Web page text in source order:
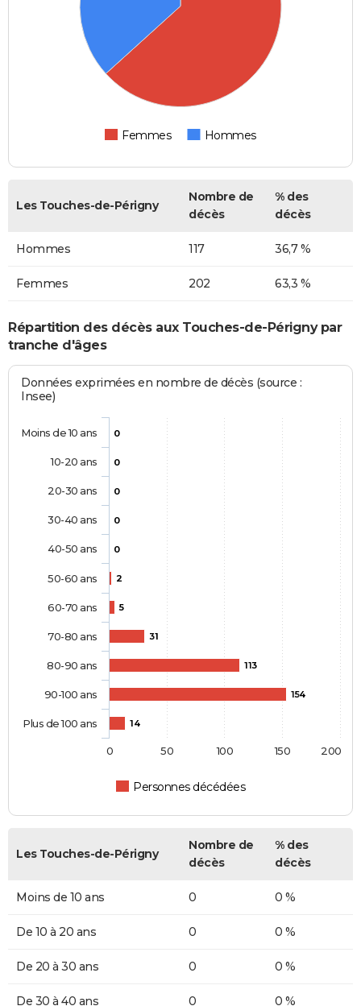
Femmes Hommes
Les Touches-de-Périgny
Nombre de
décès
% des
décès
Hommes 117 36,7 %
Femmes 202 63,3 %
Répartition des décès aux Touches-de-Périgny par
tranche d'âges
Données exprimées en nombre de décès (source :
Insee)
0
0
0
0
0
2
5
31
113
154
14
Personnes décédées
Moins de 10 ans
10-20 ans
20-30 ans
30-40 ans
40-50 ans
50-60 ans
60-70 ans
70-80 ans
80-90 ans
90-100 ans
Plus de 100 ans
0 50 100 150 200
Les Touches-de-Périgny
Nombre de
décès
% des
décès
Moins de 10 ans 0 0 %
De 10 à 20 ans 0 0 %
De 20 à 30 ans 0 0 %
De 30 à 40 ans 0 0 %